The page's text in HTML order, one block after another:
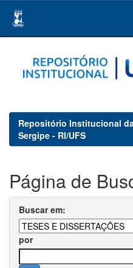
navigation
Repositório Institucional
Sergipe - RI/UFS
Página de
Buscar em:
por